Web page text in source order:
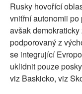
Rusky hovořící
vnitřní autonomii po
avšak
podporovaný z
se integrující
uklidnit pouze
viz Baskicko, viz